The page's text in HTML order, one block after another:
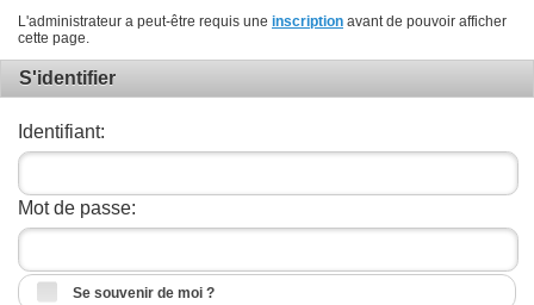
L'administrateur a peut-être requis une inscription avant de pouvoir afficher
cette page.
S'identifier
Identifiant:
Mot de passe:
Se souvenir de moi ?